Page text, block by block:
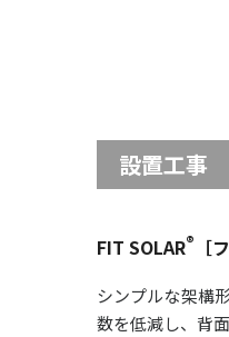
設置工事
FIT SOLAR® ［
シンプルな架構
数を低減し、背